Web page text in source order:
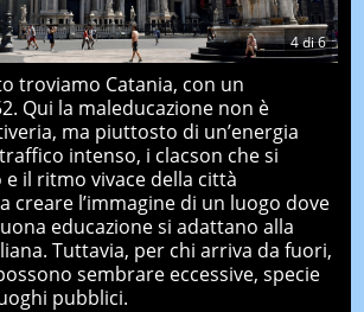
4di6
troviamo Catania, con un
Qui la maleducazione non è
ma piuttosto di un’energia
intenso, i clacson che si
il ritmo vivace della città
creare l’immagine di un luogo dove
educazione si adattano alla
Tuttavia, per chi arriva da fuori,
sembrare eccessive, specie
pubblici.